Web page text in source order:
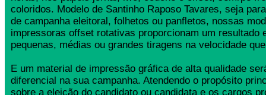
coloridos. Modelo de Santinho Raposo Tavares, seja
de campanha eleitoral, folhetos ou panfletos, nossas
impressoras offset rotativas proporcionam um resultado
pequenas, médias ou grandes tiragens na velocidade
E um material de impressão gráfica de alta qualidade
diferencial na sua campanha. Atendendo o propósito
sobre a eleição do candidato ou candidata e os cargos